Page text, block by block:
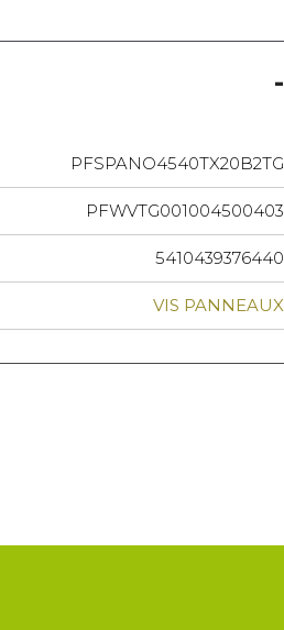
PFSPANO4540TX20B2TG
PFWVTG001004500403
5410439376440
VIS PANNEAUX